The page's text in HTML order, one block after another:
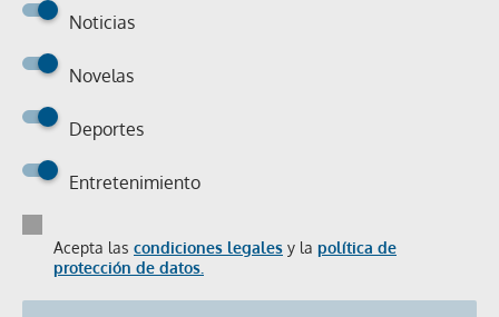
Noticias
Novelas
Deportes
Entretenimiento
Acepta las condiciones legales y la política de
protección de datos.